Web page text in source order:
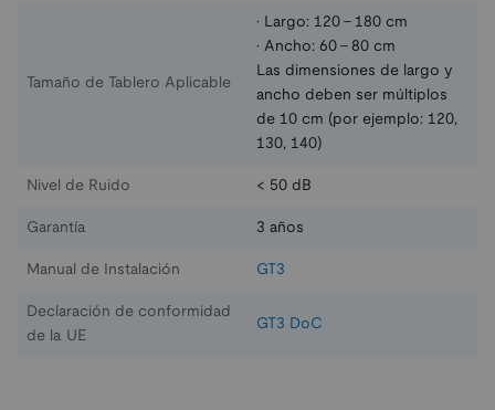
Tamaño de Tablero Aplicable
· Largo: 120 - 180 cm
· Ancho: 60 - 80 cm
Las dimensiones de largo y
ancho deben ser múltiplos
de 10 cm (por ejemplo: 120,
130, 140)
Nivel de Ruido < 50 dB
Garantía 3 años
Manual de Instalación GT3
Declaración de conformidad
de la UE
GT3 DoC